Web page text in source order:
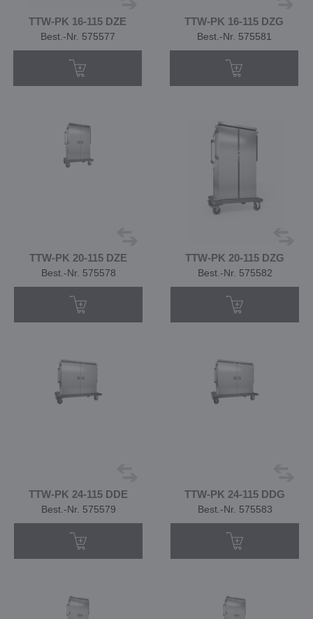
TTW-PK 16-115 DZE
Best.-Nr. 575577
TTW-PK 16-115 DZG
Best.-Nr. 575581
TTW-PK 20-115 DZE
Best.-Nr. 575578
TTW-PK 20-115 DZG
Best.-Nr. 575582
TTW-PK 24-115 DDE
Best.-Nr. 575579
TTW-PK 24-115 DDG
Best.-Nr. 575583